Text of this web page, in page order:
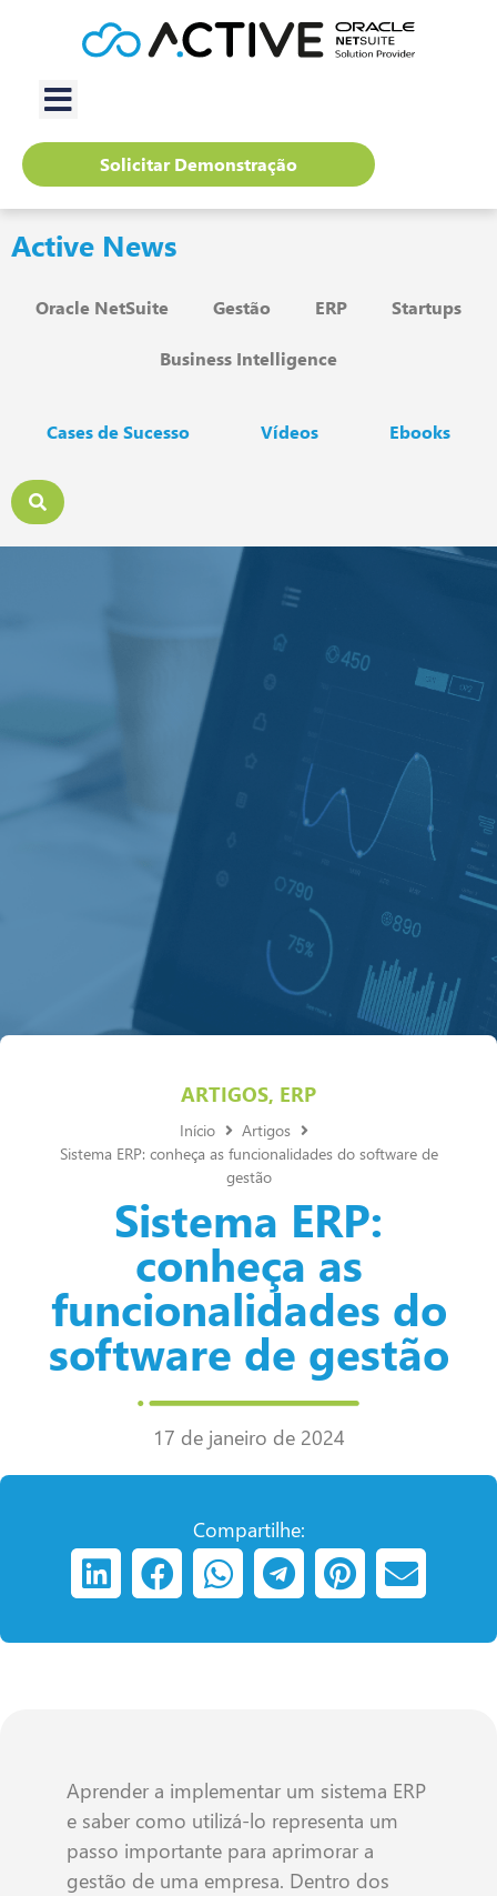
Solicitar Demonstração
Active News
Oracle NetSuite Gestão ERP Startups
Business Intelligence
Cases de Sucesso Vídeos Ebooks
ARTIGOS, ERP
Início
Artigos
Sistema ERP: conheça as funcionalidades do software de
gestão
Sistema ERP:
conheça as
funcionalidades do
software de gestão
17 de janeiro de 2024
Compartilhe:
Aprender a implementar um sistema ERP
e saber como utilizá-lo representa um
passo importante para aprimorar a
gestão de uma empresa. Dentro dos